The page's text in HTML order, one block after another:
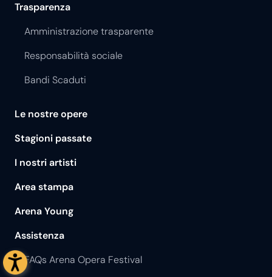
Trasparenza
Amministrazione trasparente
Responsabilità sociale
Bandi Scaduti
Le nostre opere
Stagioni passate
I nostri artisti
Area stampa
Arena Young
Assistenza
FAQs Arena Opera Festival